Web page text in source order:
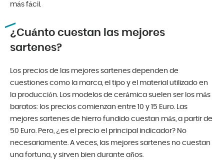
más fácil.
¿Cuánto cuestan las mejores
sartenes?
Los precios de las mejores sartenes dependen de
cuestiones como la marca, el tipo y el material utilizado en
la producción. Los modelos de cerámica suelen ser los más
baratos: los precios comienzan entre 10 y 15 Euro. Las
mejores sartenes de hierro fundido cuestan más, a partir de
50 Euro. Pero, ¿es el precio el principal indicador? No
necesariamente. A veces, las mejores sartenes no cuestan
una fortuna, y sirven bien durante años.